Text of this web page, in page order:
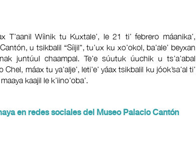
T’aanil Wíinik tu Kuxtale’, le 21 ti’ febrero máanika’,
u tsikbalil “Síijil", tu’ux ku xo’okol, ba’ale’ beyxan
juntúul chaampal. Te’e súutuk úuchik u ts’a’abal
máax tu ya’alje’, leti’e’ yáax tsikbalil ku jóok’sa’al ti’
kaajil le k’iino’oba’.
en redes sociales del Museo Palacio Cantón